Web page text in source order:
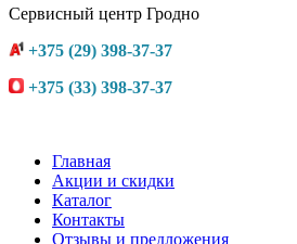
Сервисный центр Гродно
+375 (29) 398-37-37
+375 (33) 398-37-37
Главная
Акции и скидки
Каталог
Контакты
Отзывы и предложения